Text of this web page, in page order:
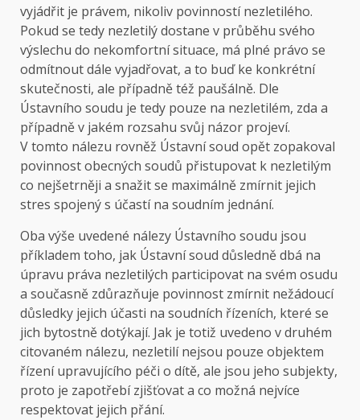
vyjádřit je právem, nikoliv povinností nezletilého.
Pokud se tedy nezletilý dostane v průběhu svého
výslechu do nekomfortní situace, má plné právo se
odmítnout dále vyjadřovat, a to buď ke konkrétní
skutečnosti, ale případně též paušálně. Dle
Ústavního soudu je tedy pouze na nezletilém, zda a
případně v jakém rozsahu svůj názor projeví.
V tomto nálezu rovněž Ústavní soud opět zopakoval
povinnost obecných soudů přistupovat k nezletilým
co nejšetrněji a snažit se maximálně zmírnit jejich
stres spojený s účastí na soudním jednání.
Oba výše uvedené nálezy Ústavního soudu jsou
příkladem toho, jak Ústavní soud důsledně dbá na
úpravu práva nezletilých participovat na svém osudu
a současně zdůrazňuje povinnost zmírnit nežádoucí
důsledky jejich účasti na soudních řízeních, které se
jich bytostně dotýkají. Jak je totiž uvedeno v druhém
citovaném nálezu, nezletilí nejsou pouze objektem
řízení upravujícího péči o dítě, ale jsou jeho subjekty,
proto je zapotřebí zjišťovat a co možná nejvíce
respektovat jejich přání.